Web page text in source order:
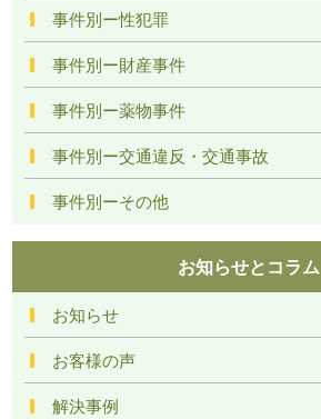
事件別ー性犯罪
事件別ー財産事件
事件別ー薬物事件
事件別ー交通違反・交通事故
事件別ーその他
お知らせとコラム
お知らせ
お客様の声
解決事例